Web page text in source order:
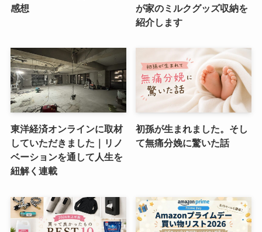
感想
が家のミルクグッズ収納を
紹介します
東洋経済オンラインに取材
していただきました｜リノ
ベーションを通して人生を
紐解く連載
初孫が生まれました。そし
て無痛分娩に驚いた話